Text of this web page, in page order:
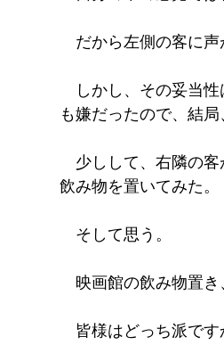
だから左側の客に声
しかし、その妥当性
も嫌だったので、結
少しして、右隣の客
飲み物を置いてみた。
そして思う。
映画館の飲み物置き
皆様はどっち派です